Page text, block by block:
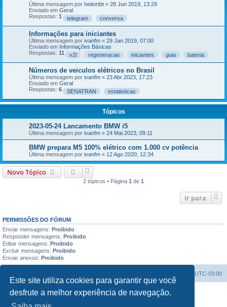
Este site utiliza cookies para garantir que você
desfrute a melhor experiência de navegação.
Última mensagem por heitortbt « 28 Jun 2019, 13:29
Enviado em Geral
Respostas: 1 telegram conversa
Informações para iniciantes
Última mensagem por ivanfm « 29 Jan 2019, 07:00
Enviado em Informações Básicas
Respostas: 11 v2l regeneracao iniciantes guia bateria
Números de veiculos elétricos no Brasil
Última mensagem por ivanfm « 23 Abr 2023, 17:23
Enviado em Geral
Respostas: 6 SENATRAN estatisticas
Tópicos
2023-05-24 Lancamento BMW i5
Última mensagem por ivanfm « 24 Mai 2023, 09:11
BMW prepara M5 100% elétrico com 1.000 cv potência
Última mensagem por ivanfm « 12 Ago 2020, 12:34
Novo Tópico
2 tópicos • Página 1 de 1
Ir para
PERMISSÕES DO FÓRUM
Enviar mensagens: Proibido
Responder mensagens: Proibido
Editar mensagens: Proibido
Excluir mensagens: Proibido
Enviar anexos: Proibido
UTC-03:00
Powered byphpBB® Forum Software © phpBB Limited